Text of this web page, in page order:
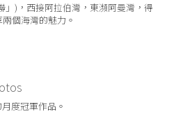
」)，西接阿拉伯灣，東瀕阿曼灣，得
個海灣的魅力。
度冠軍作品。